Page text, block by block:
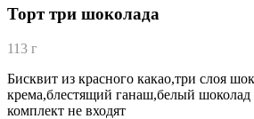
Торт три шоколада
113 г
Бисквит из красного какао,три слоя
крема,блестящий ганаш,белый
комплект не входят